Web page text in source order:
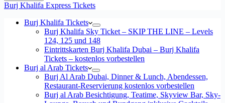
Burj Khalifa Express Tickets
Burj Khalifa Tickets
Burj Khalifa Sky Ticket – SKIP THE LINE – Levels
124, 125 und 148
Eintrittskarten Burj Khalifa Dubai – Burj Khalifa
Tickets – kostenlos vorbestellen
Burj al Arab Tickets
Burj Al Arab Dubai, Dinner & Lunch, Abendessen,
Restaurant-Reservierung kostenlos vorbestellen
Burj al Arab Besichtigung, Teatime, Skyview Bar, Sky-